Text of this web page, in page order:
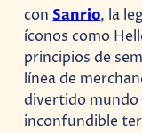
conSanrio, la
íconos como
principios de
línea de
divertido mundo
inconfundible